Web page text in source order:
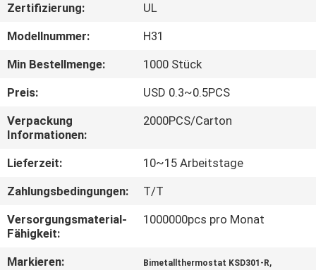
ÜBER
UNS
FABRIK
TOUR
QUALITÄTSKONTROLLE
KONTAKT
NACHRICHTEN
Zertifizierung:
UL
Modellnummer:
H31
Min Bestellmenge:
1000 Stück
Preis:
USD 0.3~0.5PCS
Verpackung
Informationen:
2000PCS/Carton
Lieferzeit:
10~15 Arbeitstage
Zahlungsbedingungen:
T/T
Versorgungsmaterial-
Fähigkeit:
1000000pcs pro Monat
Markieren: Bimetallthermostat KSD301-R,